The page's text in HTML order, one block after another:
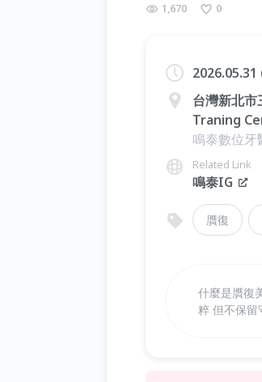
1,670 0
台灣新北
Traning
鳴泰數位
Related Link
鳴泰IG
贋復
什麼是贋復
粹 但不保留